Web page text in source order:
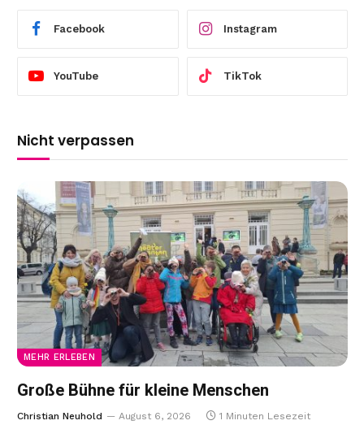
Facebook Instagram
YouTube TikTok
Nicht verpassen
MEHR ERLEBEN
Große Bühne für kleine Menschen
Christian Neuhold August 6, 2026 1 Minuten Lesezeit